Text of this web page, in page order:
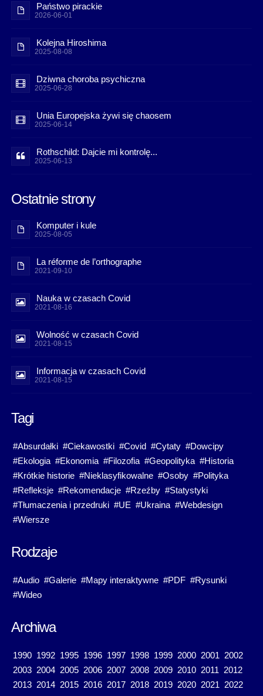
Państwo pirackie
2026-06-01
Kolejna Hiroshima
2025-08-08
Dziwna choroba psychiczna
2025-06-28
Unia Europejska żywi się chaosem
2025-06-14
Rothschild: Dajcie mi kontrolę...
2025-06-13
Ostatnie strony
Komputer i kule
2025-08-05
La réforme de l’orthographe
2021-09-10
Nauka w czasach Covid
2021-08-16
Wolność w czasach Covid
2021-08-15
Informacja w czasach Covid
2021-08-15
Tagi
#Absurdałki #Ciekawostki #Covid #Cytaty #Dowcipy
#Ekologia #Ekonomia #Filozofia #Geopolityka #Historia
#Krótkie historie #Nieklasyfikowalne #Osoby #Polityka
#Refleksje #Rekomendacje #Rzeźby #Statystyki
#Tłumaczenia i przedruki #UE #Ukraina #Webdesign
#Wiersze
Rodzaje
#Audio #Galerie #Mapy interaktywne #PDF #Rysunki
#Wideo
Archiwa
1990 1992 1995 1996 1997 1998 1999 2000 2001 2002
2003 2004 2005 2006 2007 2008 2009 2010 2011 2012
2013 2014 2015 2016 2017 2018 2019 2020 2021 2022